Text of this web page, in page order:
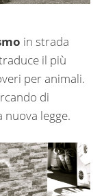
in strada
il più
per animali.
di
legge.